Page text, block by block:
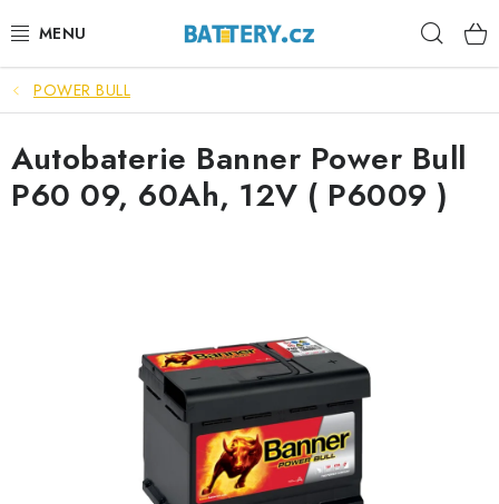
na
VÝHODNÉ SETY
SLUŽBY
AUTOBATERIE
STANIČNÍ BATERIE
POWERBANKY
POWER BULL
Autobaterie Banner Power Bull
P60 09, 60Ah, 12V ( P6009 )